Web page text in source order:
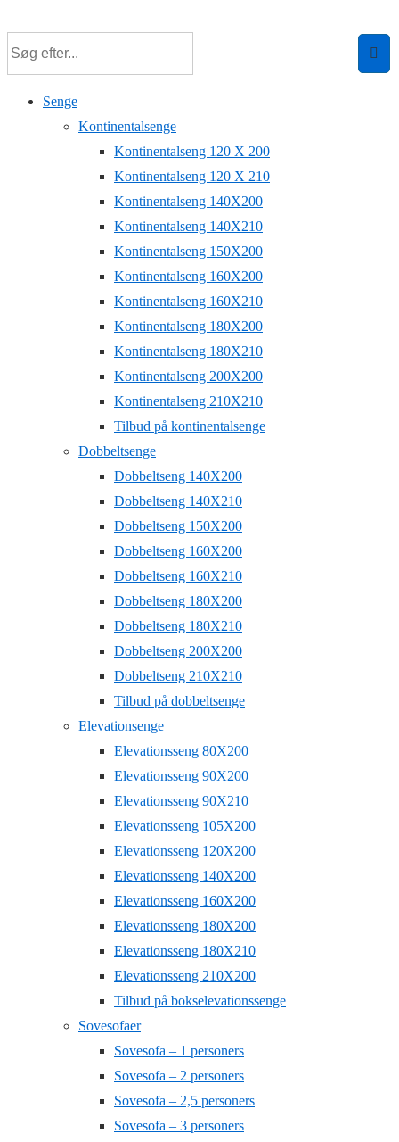
hovedindhold
Senge
Kontinentalsenge
Kontinentalseng 120 X 200
Kontinentalseng 120 X 210
Kontinentalseng 140X200
Kontinentalseng 140X210
Kontinentalseng 150X200
Kontinentalseng 160X200
Kontinentalseng 160X210
Kontinentalseng 180X200
Kontinentalseng 180X210
Kontinentalseng 200X200
Kontinentalseng 210X210
Tilbud på kontinentalsenge
Dobbeltsenge
Dobbeltseng 140X200
Dobbeltseng 140X210
Dobbeltseng 150X200
Dobbeltseng 160X200
Dobbeltseng 160X210
Dobbeltseng 180X200
Dobbeltseng 180X210
Dobbeltseng 200X200
Dobbeltseng 210X210
Tilbud på dobbeltsenge
Elevationsenge
Elevationsseng 80X200
Elevationsseng 90X200
Elevationsseng 90X210
Elevationsseng 105X200
Elevationsseng 120X200
Elevationsseng 140X200
Elevationsseng 160X200
Elevationsseng 180X200
Elevationsseng 180X210
Elevationsseng 210X200
Tilbud på bokselevationssenge
Sovesofaer
Sovesofa – 1 personers
Sovesofa – 2 personers
Sovesofa – 2,5 personers
Sovesofa – 3 personers